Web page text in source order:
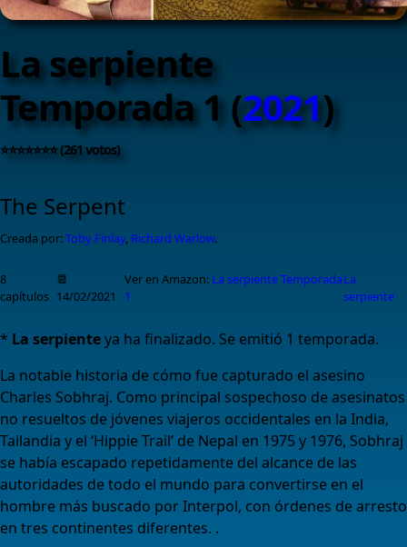
La serpiente
Temporada 1 (2021)
⭐⭐⭐⭐⭐⭐⭐ (261 votos)
The Serpent
Creada por:Toby Finlay, Richard Warlow.
8
capítulos
📆
14/02/2021
Ver en Amazon: La serpiente Temporada
1
La
serpiente
* La serpienteya ha finalizado. Se emitió 1 temporada.
La notable historia de cómo fue capturado el asesino
Charles Sobhraj. Como principal sospechoso de asesinatos
no resueltos de jóvenes viajeros occidentales en la India,
Tailandia y el ‘Hippie Trail’ de Nepal en 1975 y 1976, Sobhraj
se había escapado repetidamente del alcance de las
autoridades de todo el mundo para convertirse en el
hombre más buscado por Interpol, con órdenes de arresto
en tres continentes diferentes. .